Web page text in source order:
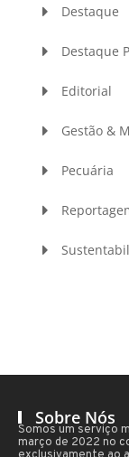
Destaque
Destaque
Editorial
Gestão &
Pecuária
Sobre Nós
Somos um serviço
março de 2022 no